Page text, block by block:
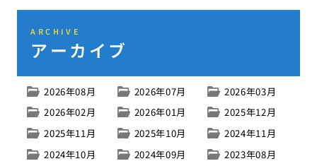
ARCHIVE
アーカイブ
2026年08月 2026年07月
2026年03月
2026年02月
2026年01月
2025年12月
2025年11月
2025年10月
2024年11月
2024年10月
2024年09月
2023年08月